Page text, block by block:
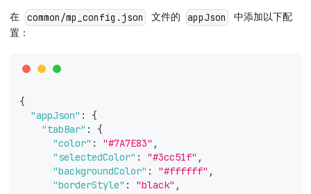
在 common/mp_config.json 文件的 appJson
中添加以下配
置：
{
"appJson" :
{
"tabBar" :
{
"color" : "#7A7E83" ,
"selectedColor" : "#3cc51f" ,
"backgroundColor" : "#ffffff" ,
"borderStyle" : "black" ,